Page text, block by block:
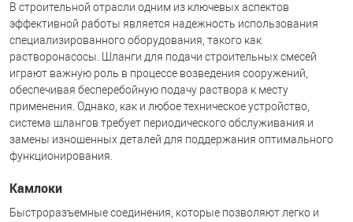
В строительной отрасли одним из ключевых аспектов
эффективной работы является надежность использования
специализированного оборудования, такого как
растворонасосы. Шланги для подачи строительных смесей
играют важную роль в процессе возведения сооружений,
обеспечивая бесперебойную подачу раствора к месту
применения. Однако, как и любое техническое устройство,
система шлангов требует периодического обслуживания и
замены изношенных деталей для поддержания оптимального
функционирования.
Камлоки
Быстроразъемные соединения, которые позволяют легко и